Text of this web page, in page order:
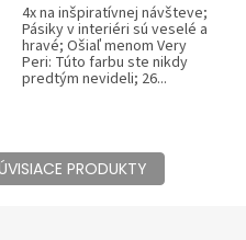
4x na inšpiratívnej návšteve;
Pásiky v interiéri sú veselé a
hravé; Ošiaľ menom Very
Peri: Túto farbu ste nikdy
predtým nevideli; 26...
PRODUKTY